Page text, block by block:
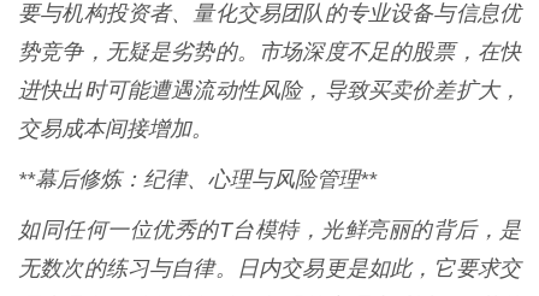
要与机构投资者、量化交易团队的专业设备与信息优
势竞争，无疑是劣势的。市场深度不足的股票，在快
进快出时可能遭遇流动性风险，导致买卖价差扩大，
交易成本间接增加。
**幕后修炼：纪律、心理与风险管理**
如同任何一位优秀的T台模特，光鲜亮丽的背后，是
无数次的练习与自律。日内交易更是如此，它要求交